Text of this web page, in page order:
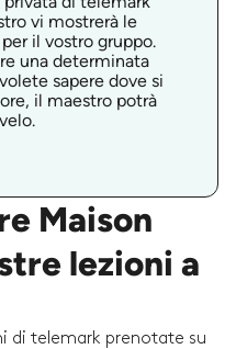
vi mostrerà le
il vostro gruppo.
una determinata
sapere dove si
il maestro potrà
Maison
lezioni a
di telemark prenotate su